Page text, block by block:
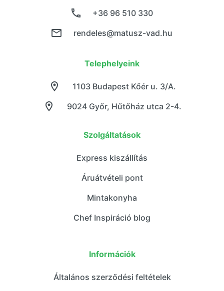
+36 96 510 330
rendeles@matusz-vad.hu
Telephelyeink
9024 Győr, Hűtőház utca 2-4.
1103 Budapest Kőér u. 3/A.
Szolgáltatások
Express kiszállítás
Áruátvételi pont
Mintakonyha
Chef Inspiráció blog
Információk
Általános szerződési feltételek